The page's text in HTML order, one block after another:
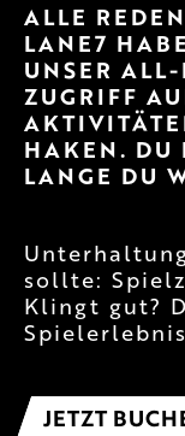
ALLE
ANE7
NSER ALL-
GRIFF AUF
TIVITÄTEN.
KEN. DU
NGE DU
sollte:
Klingt gut?
JETZT